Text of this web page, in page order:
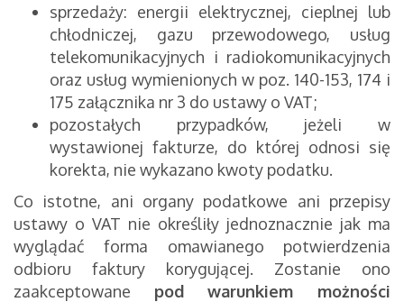
sprzedaży: energii elektrycznej, cieplnej lub
chłodniczej, gazu przewodowego, usług
telekomunikacyjnych i radiokomunikacyjnych
oraz usług wymienionych w poz. 140-153, 174 i
175 załącznika nr 3 do ustawy o VAT;
pozostałych przypadków, jeżeli w
wystawionej fakturze, do której odnosi się
korekta, nie wykazano kwoty podatku.
Co istotne, ani organy podatkowe ani przepisy
ustawy o VAT nie określiły jednoznacznie jak ma
wyglądać forma omawianego potwierdzenia
odbioru faktury korygującej. Zostanie ono
zaakceptowane pod warunkiem możności